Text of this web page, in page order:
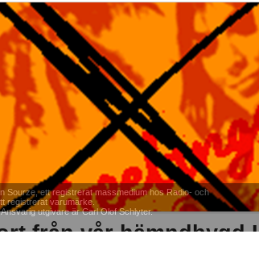
från vår hämndbygd I
Sourze, ett registrerat massmedium hos Radio- och
registrerat varumärke.
utgivare är Carl Olof Schlyter.